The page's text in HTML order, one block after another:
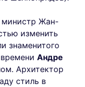
министр Жан-
изменить
знаменитого
Андре
Архитектор
стиль в